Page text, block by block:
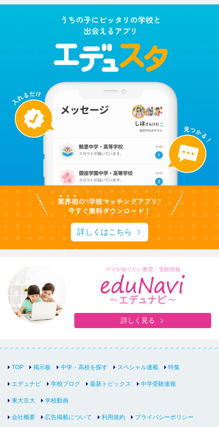
詳しくはこちら
ママが知りたい教育・受験情報
詳しく見る
TOP 掲示板 中学・高校を探す スペシャル連載 特集
エデュナビ 学校ブログ 最新トピックス 中学受験速報
東大京大 学校動画
会社概要 広告掲載について 利用規約 プライバシーポリシー